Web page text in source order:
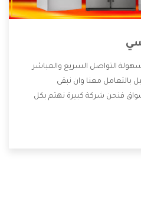
التواصل السريع والمباشر
بالتعامل معنا وان نبقى
فنحن شركة كبيرة نهتم بكل
الصيانة التى تكون من أهم